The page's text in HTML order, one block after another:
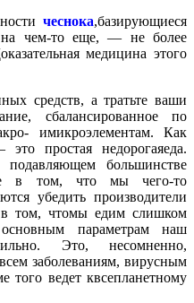
чеснока,базирующиеся
чем-то еще, — не более
медицина этого
средств, а тратьте ваши
сбалансированное по
имикроэлементам. Как
простая недорогаяеда.
большинстве
не в том, что мы чего-то
убедить производители
в том, чтомы едим слишком
параметрам наш
Это, несомненно,
заболеваниям, вирусным
того ведет квсепланетному